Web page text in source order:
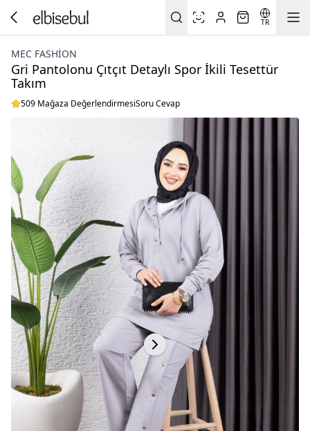
TR
MEC FASHION
Gri Pantolonu Çıtçıt Detaylı Spor İkili Tesettür
Takım
509 Mağaza DeğerlendirmesiSoru Cevap